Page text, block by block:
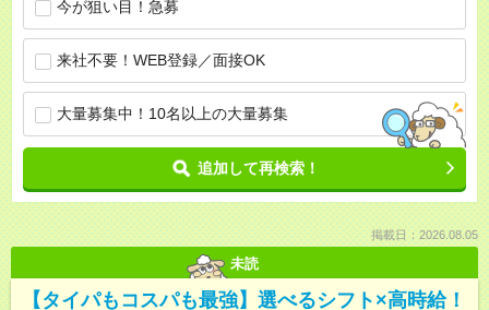
今が狙い目！急募
来社不要！WEB登録／面接OK
大量募集中！10名以上の大量募集
追加して再検索！
掲載日：2026.08.05
未読
【タイパもコスパも最強】選べるシフト×高時給！